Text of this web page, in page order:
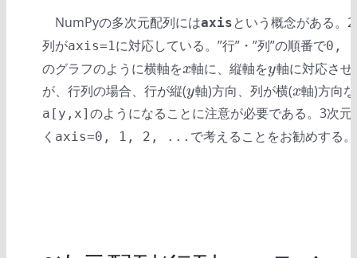
NumPyの多次元配列にはaxisという概念がある。
列がaxis=1に対応している。”行”・”列”の順番で0, 1
のグラフのように横軸をx
x軸に、縦軸をy
y軸に対応させ
が、行列の場合、行が縦(y
y軸)方向、列が横(x
x軸)方向
a[y,x] のようになることに注意が必要である。3次
く axis=0, 1, 2, ... で考えることをお勧めする。